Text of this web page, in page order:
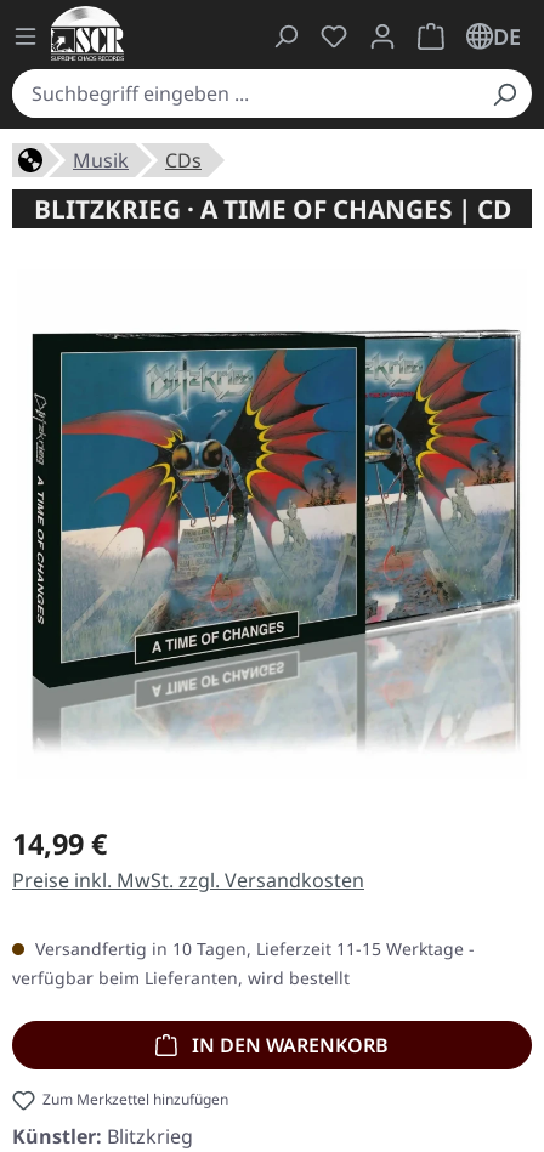
Du hast 0 Produkte
Warenkorb
DE
Musik CDs
BLITZKRIEG · A TIME OF CHANGES | CD
Regulärer Preis:
14,99 €
Preise inkl. MwSt. zzgl. Versandkosten
Versandfertig in 10 Tagen, Lieferzeit 11-15 Werktage -
verfügbar beim Lieferanten, wird bestellt
IN DEN WARENKORB
Zum Merkzettel hinzufügen
Künstler: Blitzkrieg